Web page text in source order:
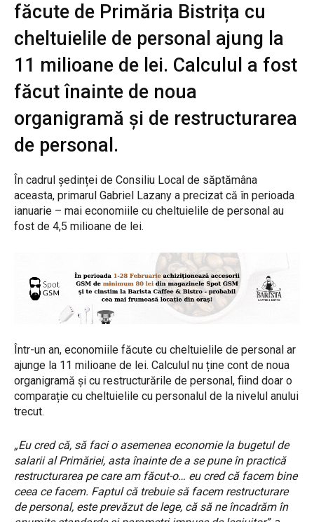
făcute de Primăria Bistrița cu
cheltuielile de personal ajung la
11 milioane de lei. Calculul a fost
făcut înainte de noua
organigramă și de restructurarea
de personal.
În cadrul ședinței de Consiliu Local de săptămâna
aceasta, primarul Gabriel Lazany a precizat că în perioada
ianuarie – mai economiile cu cheltuielile de personal au
fost de 4,5 milioane de lei.
Într-un an, economiile făcute cu cheltuielile de personal ar
ajunge la 11 milioane de lei. Calculul nu ține cont de noua
organigramă și cu restructurările de personal, fiind doar o
comparație cu cheltuielile cu personalul de la nivelul anului
trecut.
„Eu cred că, să faci o asemenea economie la bugetul de
salarii al Primăriei, asta înainte de a se pune în practică
restructurarea pe care am făcut-o… eu cred că facem bine
ceea ce facem. Faptul că trebuie să facem restructurare
de personal, este prevăzut de lege, că să ne încadrăm în